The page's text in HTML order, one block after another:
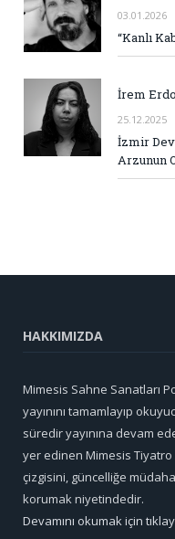
03.01.2026
“Kanlı
İrem
25.12.2025
İzmir
Arzunun
HAKKIMIZDA
Mimesis Sahne Sanatları
yayınını tamamlayıp
süredir yayınına devam
yer edinen Mimesis Tiyatro
çizgisini, güncelliğe
korumak niyetindedir.
Devamını okumak için